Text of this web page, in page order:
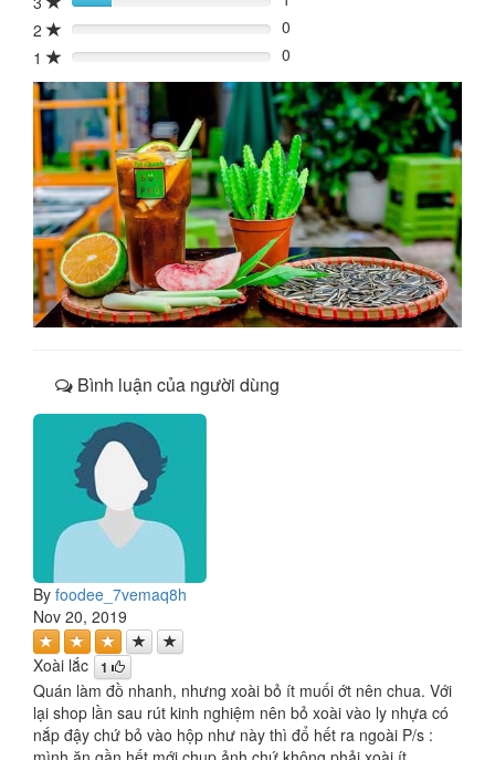
20%
2
0%
0
1
0% 0
Bình luận của người dùng
By foodee_7vemaq8h
Nov 20, 2019
Xoài lắc 1
Quán làm đồ nhanh, nhưng xoài bỏ ít muối ớt nên chua. Với
lại shop lần sau rút kinh nghiệm nên bỏ xoài vào ly nhựa có
nắp đậy chứ bỏ vào hộp như này thì đổ hết ra ngoài P/s :